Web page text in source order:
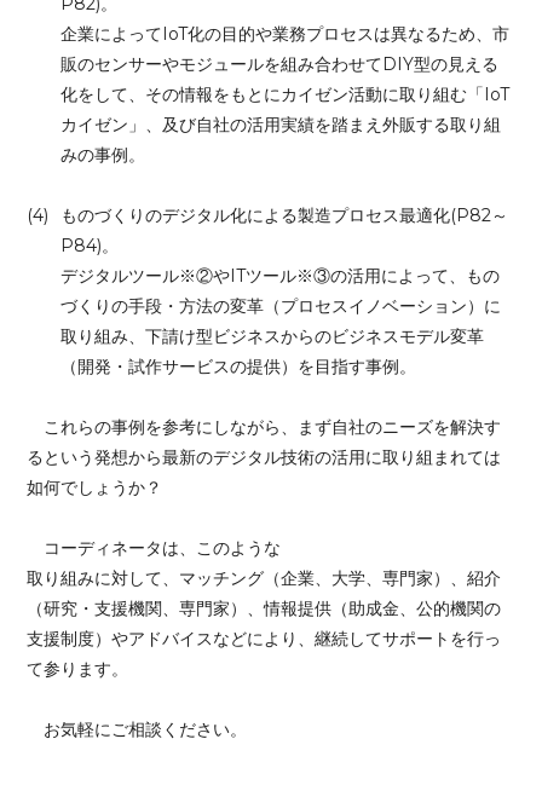
企業によってIoT化の目的や業務プロセスは異なるため、市
販のセンサーやモジュールを組み合わせてDIY型の見える
化をして、その情報をもとにカイゼン活動に取り組む「IoT
カイゼン」、及び自社の活用実績を踏まえ外販する取り組
みの事例。
(4)
ものづくりのデジタル化による製造プロセス最適化(P82～
P84)。
デジタルツール※②やITツール※③の活用によって、もの
づくりの手段・方法の変革（プロセスイノベーション）に
取り組み、下請け型ビジネスからのビジネスモデル変革
（開発・試作サービスの提供）を目指す事例。
これらの事例を参考にしながら、まず自社のニーズを解決す
るという発想から最新のデジタル技術の活用に取り組まれては
如何でしょうか？
コーディネータは、このような
取り組みに対して、マッチング（企業、大学、専門家）、紹介
（研究・支援機関、専門家）、情報提供（助成金、公的機関の
支援制度）やアドバイスなどにより、継続してサポートを行っ
て参ります。
お気軽にご相談ください。